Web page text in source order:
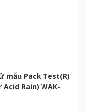
mẫu Pack Test(R)
Acid Rain) WAK-